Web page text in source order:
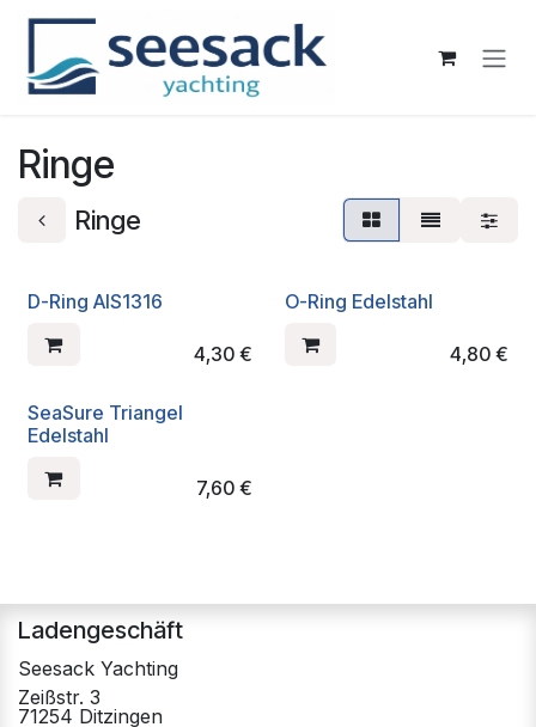
Zum Inhalt springen
Ringe
Ringe
D-Ring AIS1316
4,30€
O-Ring Edelstahl
4,80 €
SeaSure Triangel
Edelstahl
7,60€
Ladengeschäft
Seesack Yachting
Zeißstr. 3
71254 Ditzingen